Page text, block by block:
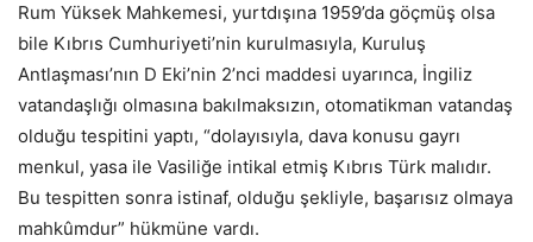
Rum Yüksek Mahkemesi, yurtdışına 1959’da göçmüş olsa
bile Kıbrıs Cumhuriyeti’nin kurulmasıyla, Kuruluş
Antlaşması’nın D Eki’nin 2’nci maddesi uyarınca, İngiliz
vatandaşlığı olmasına bakılmaksızın, otomatikman vatandaş
olduğu tespitini yaptı, “dolayısıyla, dava konusu gayrı
menkul, yasa ile Vasiliğe intikal etmiş Kıbrıs Türk malıdır.
Bu tespitten sonra istinaf, olduğu şekliyle, başarısız olmaya
mahkûmdur” hükmüne vardı.